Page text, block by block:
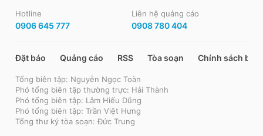
Hotline
0906 645 777
Liên hệ quảng cáo
0908 780 404
Đặt báo Quảng cáo RSS Tòa soạn Chính sách bảo
Tổng biên tập: Nguyễn Ngọc Toàn
Phó tổng biên tập thường trực: Hải Thành
Phó tổng biên tập: Lâm Hiếu Dũng
Phó tổng biên tập: Trần Việt Hưng
Tổng thư ký tòa soạn: Đức Trung